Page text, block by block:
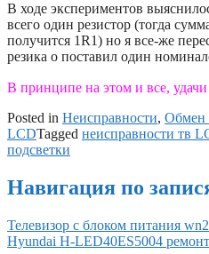
В ходе экспериментов
всего один резистор (тогда
получится 1R1) но я все-же
резика о поставил один
В принципе на этом и все,
Posted in Неисправности, Обмен
LCDTagged неисправности тв
подсветки
Навигация по
Телевизор с блоком питания
Hyundai H-LED40ES5004